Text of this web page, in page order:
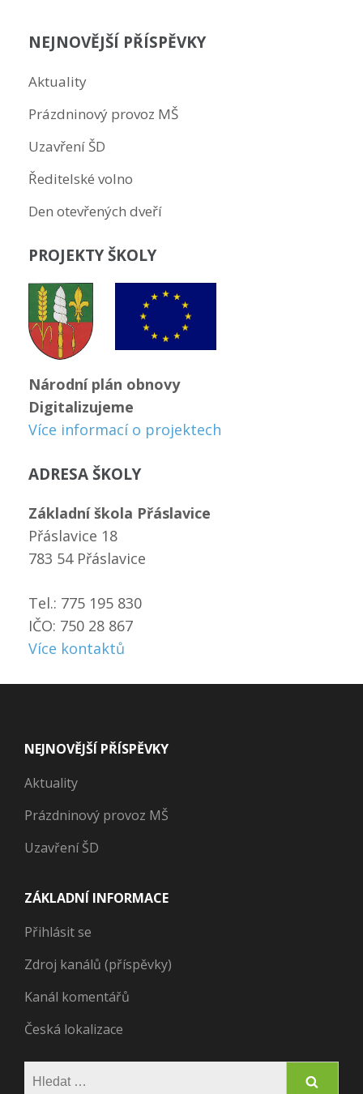
NEJNOVĚJŠÍ PŘÍSPĚVKY
Aktuality
Prázdninový provoz MŠ
Uzavření ŠD
Ředitelské volno
Den otevřených dveří
PROJEKTY ŠKOLY
Národní plán obnovy
Digitalizujeme
Více informací o projektech
ADRESA ŠKOLY
Základní škola Přáslavice
Přáslavice 18
783 54 Přáslavice
Tel.: 775 195 830
IČO: 750 28 867
Více kontaktů
NEJNOVĚJŠÍ PŘÍSPĚVKY
Aktuality
Prázdninový provoz MŠ
Uzavření ŠD
ZÁKLADNÍ INFORMACE
Přihlásit se
Zdroj kanálů (příspěvky)
Kanál komentářů
Česká lokalizace